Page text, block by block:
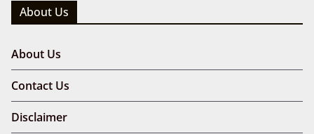
About Us
About Us
Contact Us
Disclaimer